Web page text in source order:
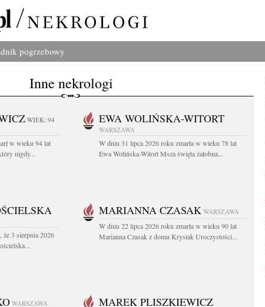
pogrzebowy
Inne nekrologi
WIEK: 94
w wieku 94 lat
nigdy...
EWA WOLIŃSKA-WITORT
WARSZAWA
W dniu 31 lipca 2026 roku zmarła w wieku 78 lat
Ewa Wolińska-Witort Msza święta żałobna...
że 3 sierpnia 2026
MARIANNA CZASAK WARSZAWA
W dniu 22 lipca 2026 roku zmarła w wieku 90 lat
Marianna Czasak z domu Krysiak Uroczystości...
WARSZAWA MAREK PLISZKIEWICZ